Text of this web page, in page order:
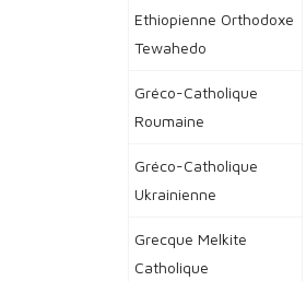
Ethiopienne Orthodoxe
Tewahedo
Gréco-Catholique
Roumaine
Gréco-Catholique
Ukrainienne
Grecque Melkite
Catholique